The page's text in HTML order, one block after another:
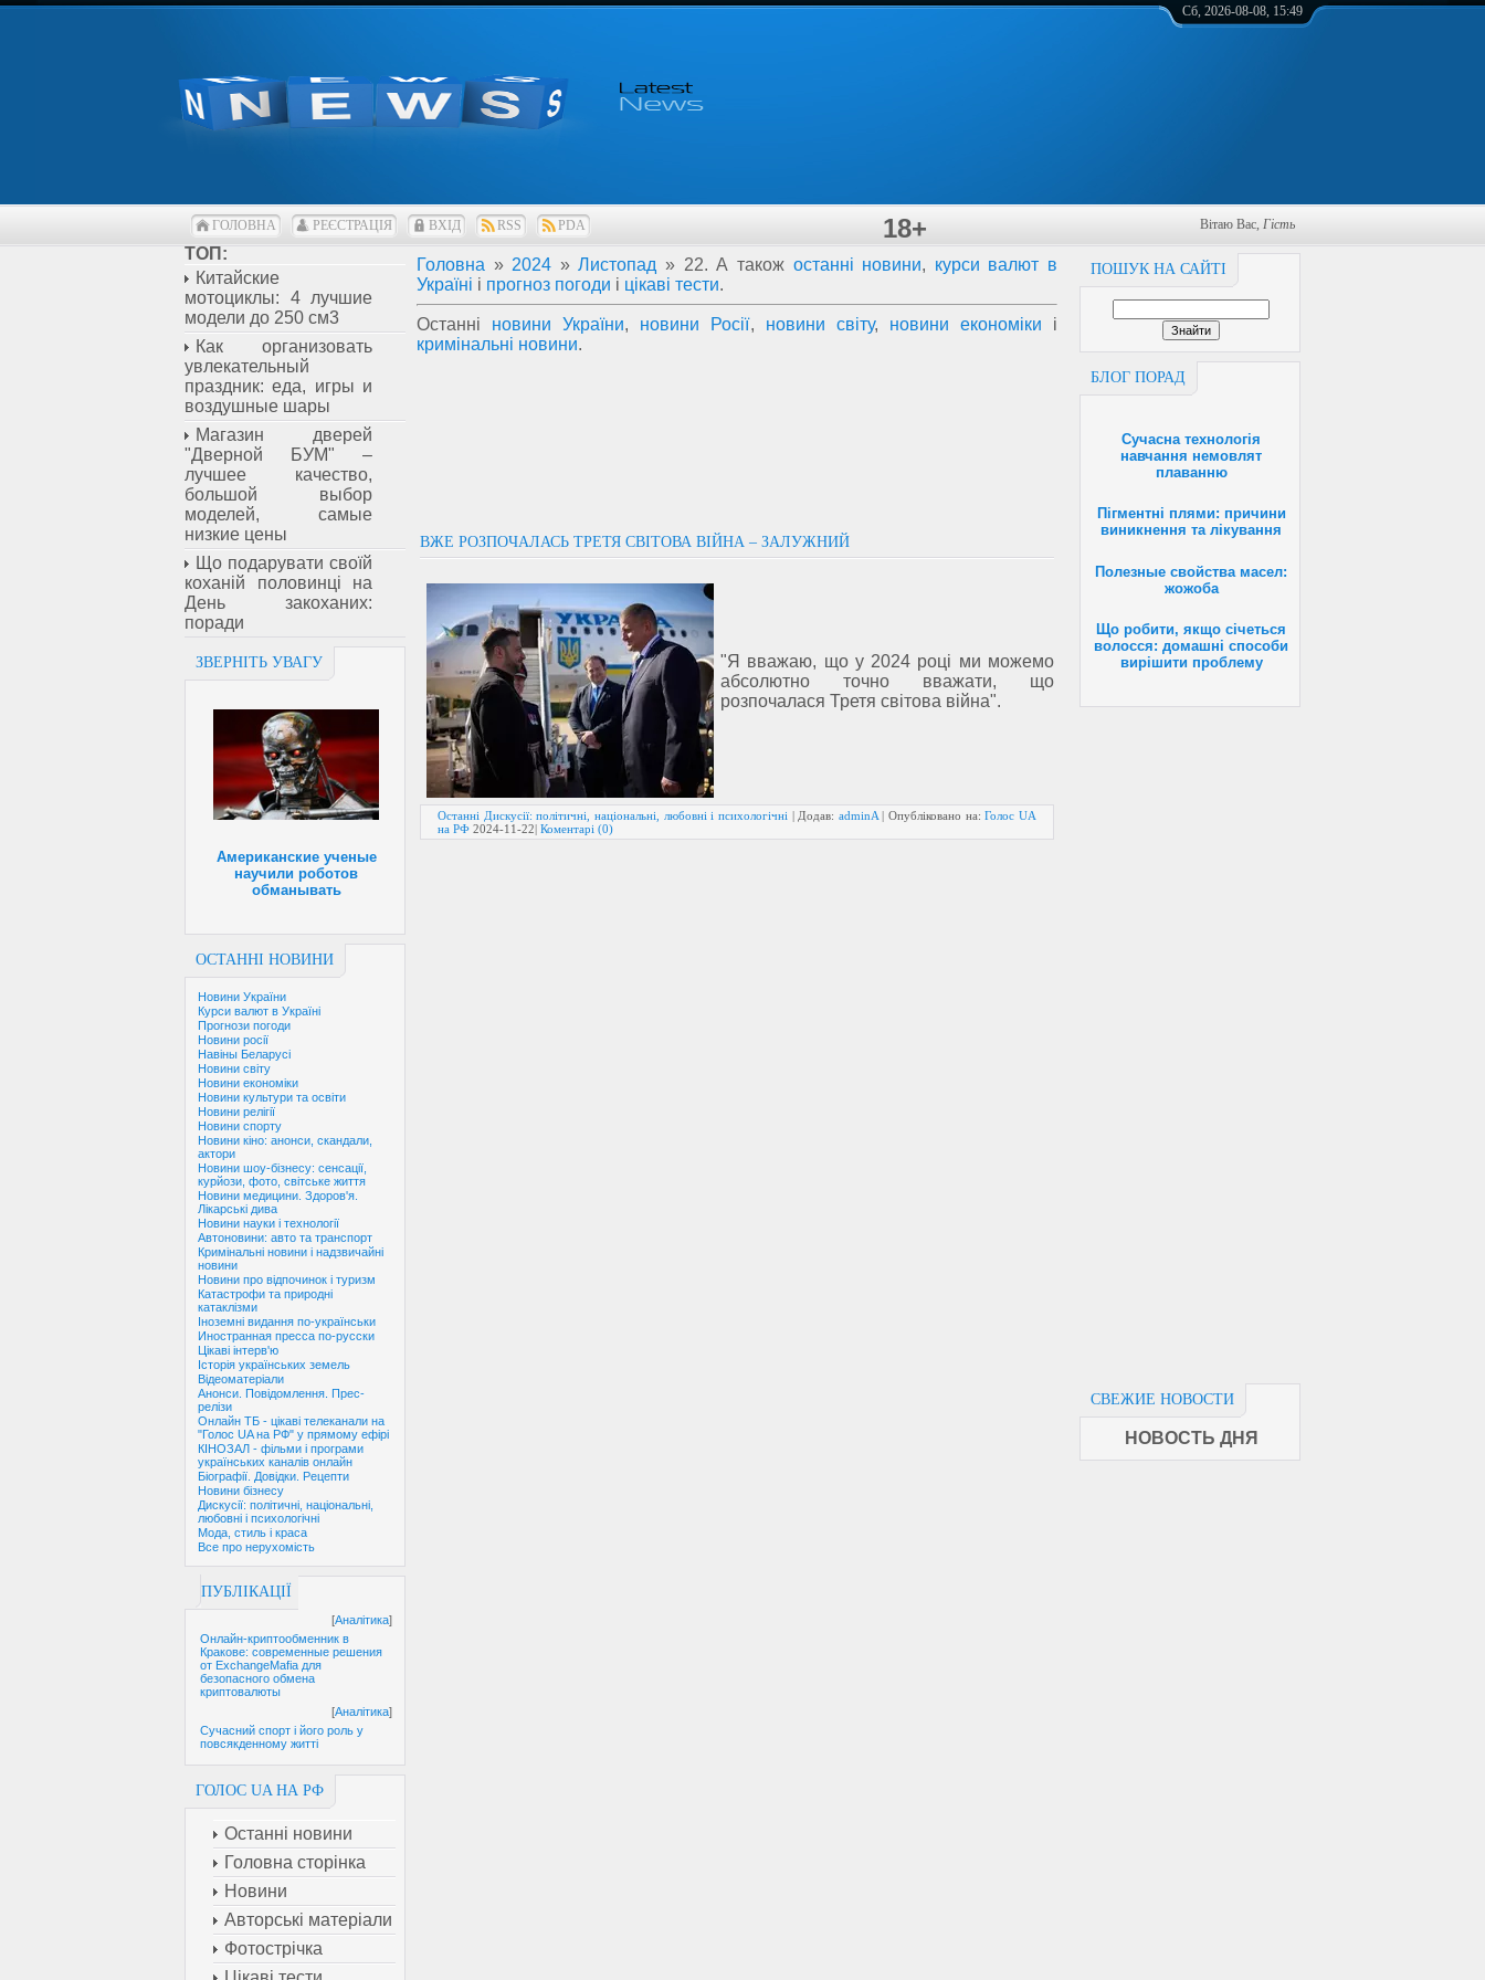
Сб, 2026-08-08, 15:49
ГОЛОВНА РЕЄСТРАЦІЯ ВХІД RSS PDA 18+ Вітаю Вас, Гість
ТОП:
Китайские
мотоциклы: 4 лучшие
модели до 250 см3
Как организовать
увлекательный
праздник: еда, игры и
воздушные шары
Магазин дверей
"Дверной БУМ" –
лучшее качество,
большой выбор
моделей, самые
низкие цены
Що подарувати своїй
коханій половинці на
День закоханих:
поради
ЗВЕРНІТЬ УВАГУ
Американские ученые
научили роботов
обманывать
ОСТАННІ НОВИНИ
Новини України
Курси валют в Україні
Прогнози погоди
Новини росії
Навіны Беларусі
Новини світу
Новини економіки
Новини культури та освіти
Новини релігії
Новини спорту
Новини кіно: анонси, скандали,
актори
Новини шоу-бізнесу: сенсації,
курйози, фото, світське життя
Новини медицини. Здоров'я.
Лікарські дива
Новини науки і технології
Автоновини: авто та транспорт
Кримінальні новини і надзвичайні
новини
Новини про відпочинок і туризм
Катастрофи та природні
катаклізми
Іноземні видання по-українськи
Иностранная пресса по-русски
Цікаві інтерв'ю
Історія українських земель
Відеоматеріали
Анонси. Повідомлення. Прес-
релізи
Онлайн ТБ - цікаві телеканали на
"Голос UA на РФ" у прямому ефірі
КІНОЗАЛ - фільми і програми
українських каналів онлайн
Біографії. Довідки. Рецепти
Новини бізнесу
Дискусії: політичні, національні,
любовні і психологічні
Мода, стиль і краса
Все про нерухомість
ПУБЛІКАЦІЇ
[Аналітика]
Онлайн-криптообменник в
Кракове: современные решения
от ExchangeMafia для
безопасного обмена
криптовалюты
[Аналітика]
Сучасний спорт і його роль у
повсякденному житті
ГОЛОС UA НА РФ
Останні новини
Головна сторінка
Новини
Авторські матеріали
Фотострічка
ПОШУК НА САЙТІ
БЛОГ ПОРАД
Сучасна технологія
навчання немовлят
плаванню
Пігментні плями: причини
виникнення та лікування
Полезные свойства масел:
жожоба
Що робити, якщо січеться
волосся: домашні способи
вирішити проблему
СВЕЖИЕ НОВОСТИ
НОВОСТЬ ДНЯ
Головна » 2024 » Листопад » 22. А також останні новини, курси валют в
Україні і прогноз погоди і цікаві тести.
Останні новини України, новини Росії, новини світу, новини економіки і
кримінальні новини.
ВЖЕ РОЗПОЧАЛАСЬ ТРЕТЯ СВІТОВА ВІЙНА – ЗАЛУЖНИЙ
"Я вважаю, що у 2024 році ми можемо
абсолютно точно вважати, що
розпочалася Третя світова війна".
Останні Дискусії: політичні, національні, любовні і психологічні | Додав: adminA| Опубліковано на:Голос UA
на РФ 2024-11-22| Коментарі (0)